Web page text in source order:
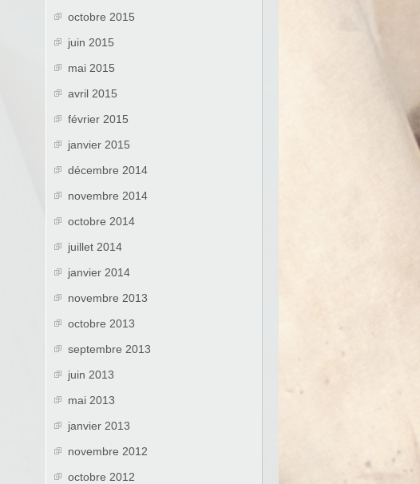
octobre 2015
juin 2015
mai 2015
avril 2015
février 2015
janvier 2015
décembre 2014
novembre 2014
octobre 2014
juillet 2014
janvier 2014
novembre 2013
octobre 2013
septembre 2013
juin 2013
mai 2013
janvier 2013
novembre 2012
octobre 2012